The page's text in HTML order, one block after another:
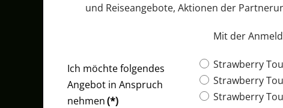
und Reiseangebote, Aktionen der
Mit der
Ich möchte folgendes
Angebot in Anspruch
nehmen(*)
Strawberry
Strawberry
Strawberry